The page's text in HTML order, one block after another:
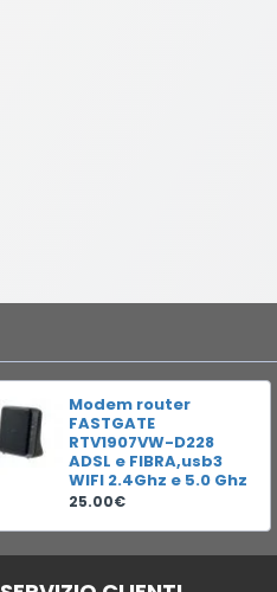
Modem router
FASTGATE
RTV1907VW-D228
ADSL e FIBRA,usb3
WIFI 2.4Ghz e 5.0 Ghz
25.00€